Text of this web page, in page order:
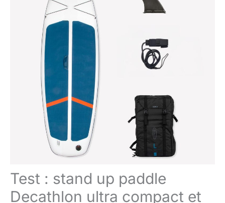
Test : stand up paddle
Decathlon ultra compact et